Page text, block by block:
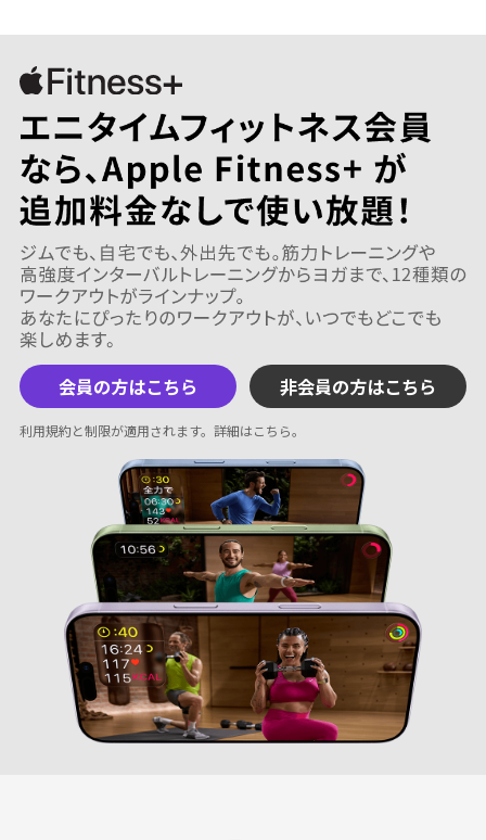
会員の方はこちら 非会員の方はこちら
利用規約と制限が適用されます。 詳細はこちら。